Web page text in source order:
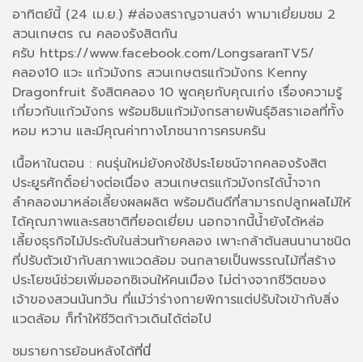
อาทิตย์นี้ (24 เม.ย.)​ #ล่องสราญจานสง่า พามาเยี่ยมชม 2
สวนเกษตร ณ คลองรังสิตกัน
ครับ https://www.facebook.com/LongsaranTV5/
คลอง10 แวะ แก้วมังกร สวนเกษตรแก้วมังกร Kenny
Dragonfruit รังสิตคลอง 10 พูดคุยกับคุณเก่ง เรื่องความรู้
เกี่ยวกับแก้วมังกร พร้อมชิมแก้วมังกรสายพันธุ์อิสราเอลที่ทั้ง
หอม หวาน และมีคุณค่าทางโภชนาการครบครัน
เนื้อหาในตอน : คนรุ่นใหม่ยังคงใช้ประโยชน์จากคลองรังสิต
ประยูรศักดิ์อย่างต่อเนื่อง สวนเกษตรแก้วมังกรได้น้ำจาก
ลำคลองมาหล่อเลี้ยงผลผลิต พร้อมดินดีที่สามารถปลูกผลไม้ให้
ได้คุณภาพและรสชาติที่ยอดเยี่ยม นอกจากนี้น้ำยังได้หล่อ
เลี้ยงธุรกิจไม้ประดับในส่วนท้ายคลอง เพาะกล้าต้นสนนานาชนิด
ที่ปรับตัวเข้ากับสภาพแวดล้อม จนกลายเป็นพรรณไม้ที่สร้าง
ประโยชน์ช่วยเพิ่มออกซิเจนให้คนเมือง ไม่ต่างจากชีวิตของ
เจ้าของสวนนันทวัน ที่แม้ว่าร่างกายพิการแต่ปรับใจเข้ากับสิ่ง
แวดล้อม ก็ทำให้ชีวิตก้าวเดินได้ต่อไป
ชมรายการย้อนหลังได้ที่นี่